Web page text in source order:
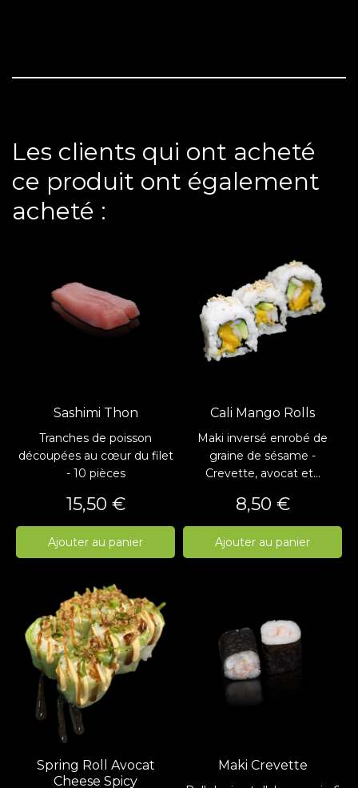
Les clients qui ont acheté
ce produit ont également
acheté :
Sashimi Thon
Tranches de poisson
découpées au cœur du filet
- 10 pièces
Prix
15,50 €
Ajouter au panier
Cali Mango Rolls
Maki inversé enrobé de
graine de sésame -
Crevette, avocat et...
Prix
8,50 €
Ajouter au panier
Spring Roll Avocat
Cheese Spicy
Maki Crevette